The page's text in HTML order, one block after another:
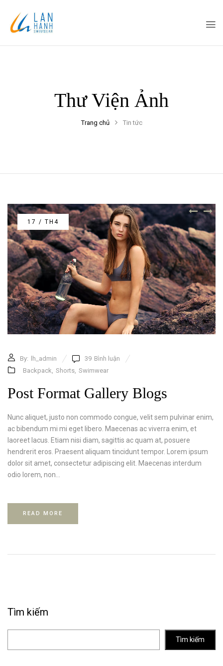
Thư Viện Ảnh
Trang chủ Tin tức
Tìm kiếm
Tìm kiếm
17 / TH4
By: lh_admin 39 Bình luận
Backpack, Shorts, Swimwear
Post Format Gallery Blogs
Nunc aliquet, justo non commodo congue, velit sem pulvinar enim,
ac bibendum mi mi eget libero. Maecenas ac viverra enim, et
laoreet lacus. Etiam nisi diam, sagittis ac quam at, posuere
hendrerit eros. Praesent aliquam tincidunt tempor. Lorem ipsum
dolor sit amet, consectetur adipiscing elit. Maecenas interdum
odio lorem, non...
READ MORE